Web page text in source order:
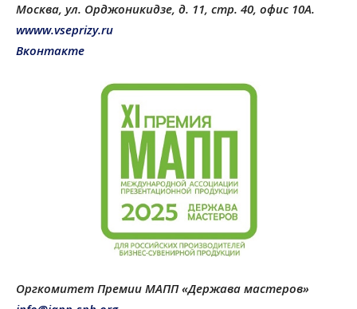
Москва, ул. Орджоникидзе, д. 11, стр. 40, офис 10А.
wwww.vseprizy.ru
Вконтакте
Оргкомитет Премии МАПП «Держава мастеров»